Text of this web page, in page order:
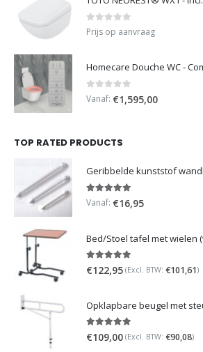
0 out of 5
Prijs op aanvraag
0 out of 5
Vanaf: €1,595,00
TOP RATED PRODUCTS
Geribbelde kunststof
5.00out of 5
Vanaf: €16,95
Bed/Stoel tafel met wielen
5.00out of 5
€122,95 (Excl. BTW: €101,61)
Opklapbare beugel met
5.00out of 5
€109,00 (Excl. BTW: €90,08)